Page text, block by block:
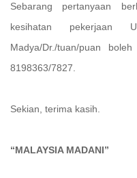
Sebarang pertanyaan
kesihatan pekerjaan
Madya/Dr./tuan/puan
8198363/7827.
Sekian, terima kasih.
“MALAYSIA MADANI”